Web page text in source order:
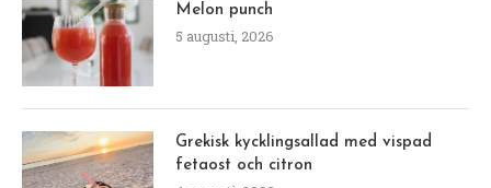
Melon punch
5 augusti, 2026
Grekisk kycklingsallad med vispad
fetaost och citron